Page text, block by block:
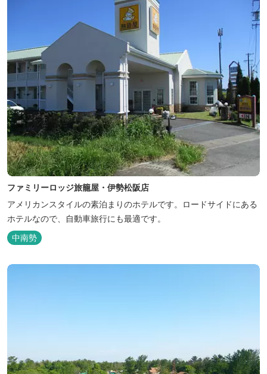
ファミリーロッジ旅籠屋・伊勢松阪店
アメリカンスタイルの素泊まりのホテルです。ロードサイドにある
ホテルなので、自動車旅行にも最適です。
中南勢